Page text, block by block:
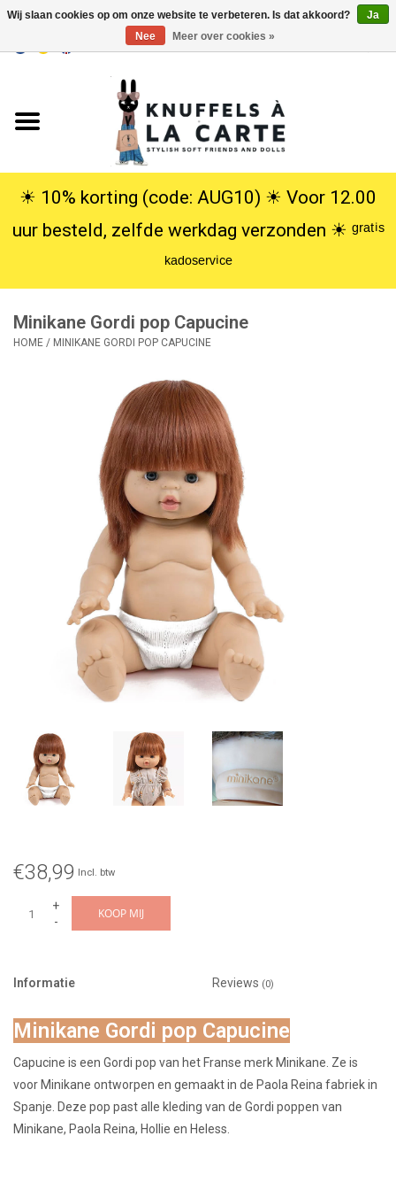
USD
Knuffels
Poppen
SALE
Cadeauservice
☀︎ 10% korting (code: AUG10) ☀︎ Voor 12.00
uur besteld, zelfde werkdag verzonden ☀︎ ᵍʳᵃᵗⁱˢ
ᵏᵃᵈᵒˢᵉʳᵛⁱᶜᵉ
Minikane Gordi pop Capucine
HOME / MINIKANE GORDI POP CAPUCINE
€38,99 Incl. btw
+
-
KOOP MIJ
Informatie Reviews (0)
Minikane Gordi pop Capucine
Capucine is een Gordi pop van het Franse merk Minikane. Ze is
voor Minikane ontworpen en gemaakt in de Paola Reina fabriek in
Spanje. Deze pop past alle kleding van de Gordi poppen van
Minikane, Paola Reina, Hollie en Heless.
Wij slaan cookies op om onze website te verbeteren. Is dat akkoord?
Ja
Nee
Meer over cookies »